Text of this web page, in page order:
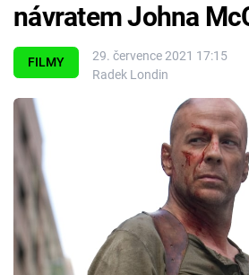
Témata
Filmy
Seriály
Hry
Cool Esport
FILMY
29. července 2021 17:15
Radek Londin
návratem Johna